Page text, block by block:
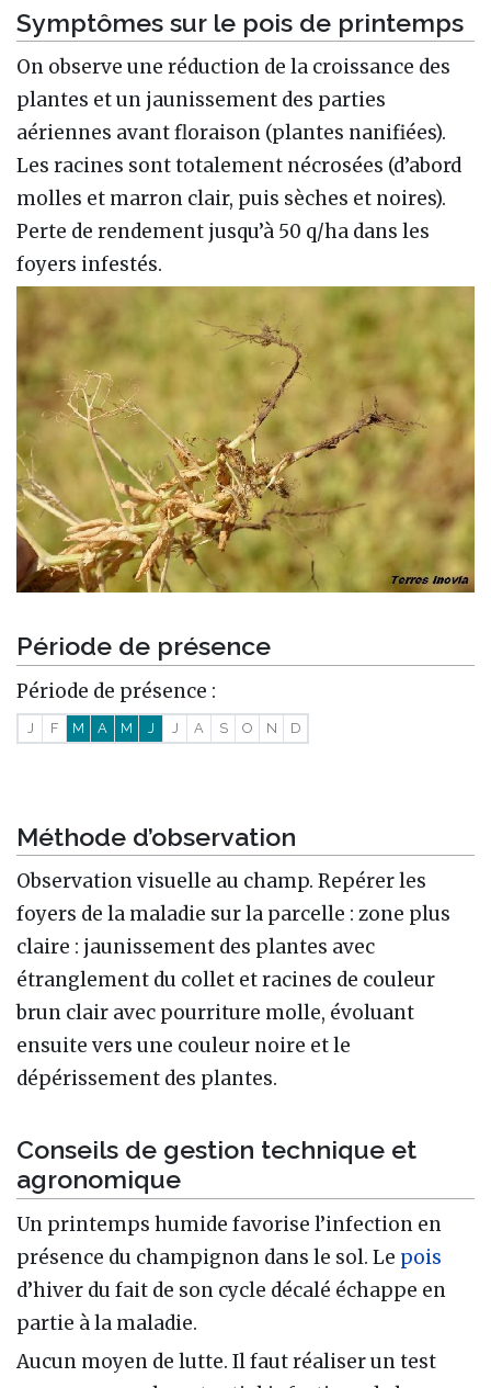
Symptômes sur le pois de printemps
On observe une réduction de la croissance des
plantes et un jaunissement des parties
aériennes avant floraison (plantes nanifiées).
Les racines sont totalement nécrosées (d’abord
molles et marron clair, puis sèches et noires).
Perte de rendement jusqu’à 50 q/ha dans les
foyers infestés.
Période de présence
Période de présence :
J F M A M J J A S O N D
Méthode d’observation
Observation visuelle au champ. Repérer les
foyers de la maladie sur la parcelle : zone plus
claire : jaunissement des plantes avec
étranglement du collet et racines de couleur
brun clair avec pourriture molle, évoluant
ensuite vers une couleur noire et le
dépérissement des plantes.
Conseils de gestion technique et
agronomique
Un printemps humide favorise l’infection en
présence du champignon dans le sol. Le pois
d’hiver du fait de son cycle décalé échappe en
partie à la maladie.
Aucun moyen de lutte. Il faut réaliser un test